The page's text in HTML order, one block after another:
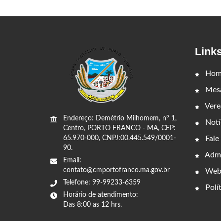
Endereço: Demétrio Milhomem, nº 1,
Centro, PORTO FRANCO - MA, CEP:
65.970-000, CNPJ:00.445.549/0001-
90.
Email:
contato@cmportofranco.ma.gov.br
Telefone: 99-99233-6359
Horário de atendimento:
Das 8:00 as 12 hrs.